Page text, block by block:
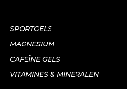
SPORTGELS
MAGNESIUM
CAFEÏNE GELS
VITAMINES & MINERALEN